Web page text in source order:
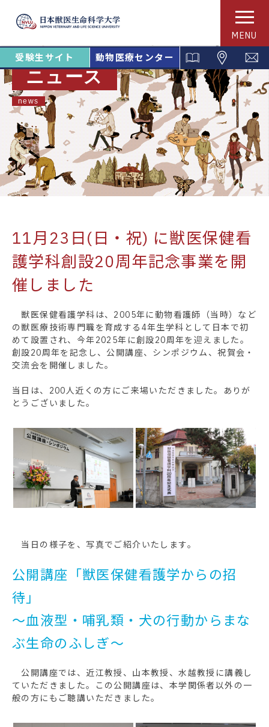
MENU
受験生サイト 動物医療センター
ニュース
news
11月23日(日・祝) に獣医保健看
護学科創設20周年記念事業を開
催しました
獣医保健看護学科は、2005年に動物看護師（当時）など
の獣医療技術専門職を育成する4年生学科として日本で初
めて設置され、今年2025年に創設20周年を迎えました。
創設20周年を記念し、公開講座、シンポジウム、祝賀会・
交流会を開催しました。
当日は、200人近くの方にご来場いただきました。ありが
とうございました。
当日の様子を、写真でご紹介いたします。
公開講座「獣医保健看護学からの招
待」
〜血液型・哺乳類・犬の行動からまな
ぶ生命のふしぎ〜
公開講座では、近江教授、山本教授、水越教授に講義し
ていただきました。この公開講座は、本学関係者以外の一
般の方にもご聴講いただきました。